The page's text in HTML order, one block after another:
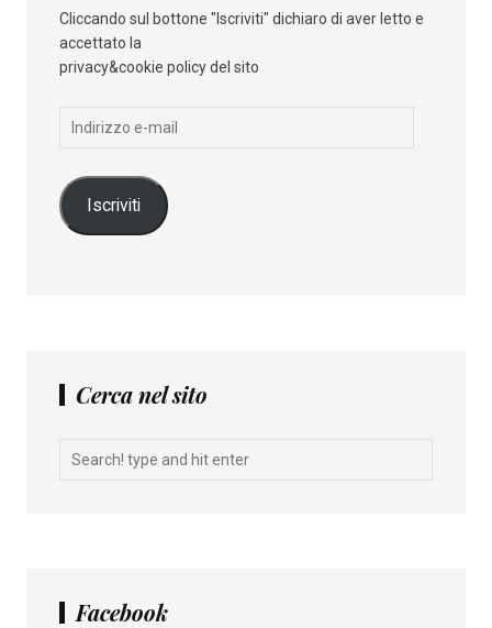
Cliccando sul bottone "Iscriviti" dichiaro di aver letto e
accettato la
privacy&cookie policy del sito
Indirizzo
Iscriviti
Cerca nel sito
Facebook